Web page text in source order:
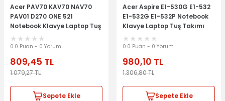
Acer PAV70 KAV70 NAV70
PAV01 D270 ONE 521
Notebook Klavye Laptop Tuş
Takımı - Beyaz
0.0 Puan - 0 Yorum
809,45 TL
1.079,27TL
Sepete Ekle
Acer Aspire E1-530G E1-532
E1-532G E1-532P Notebook
Klavye Laptop Tuş Takımı
0.0 Puan - 0 Yorum
980,10 TL
1.306,80TL
Sepete Ekle